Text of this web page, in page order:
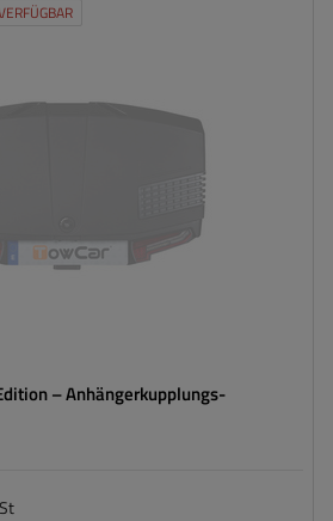
– Anhängerkupplungs-
TÜV
City Crash
rollen für einfachen Transport und Montage